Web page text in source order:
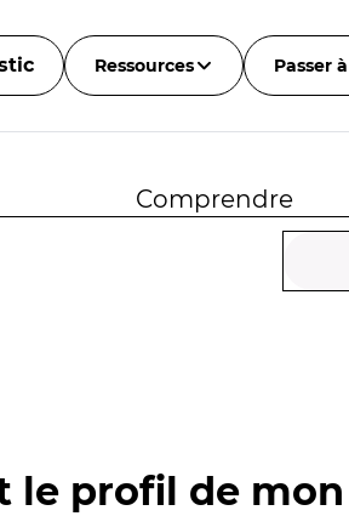
Ressources Passer
Comprendre
le profil de